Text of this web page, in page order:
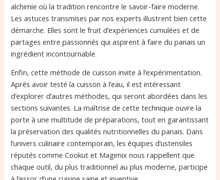
alchimie où la tradition rencontre le savoir-faire moderne.
Les astuces transmises par nos experts illustrent bien cette
démarche. Elles sont le fruit d’expériences cumulées et de
partages entre passionnés qui aspirent à faire du panais un
ingrédient incontournable.
Enfin, cette méthode de cuisson invite à l’expérimentation.
Après avoir testé la cuisson à l’eau, il est intéressant
d’explorer d’autres méthodes, qui seront abordées dans les
sections suivantes. La maîtrise de cette technique ouvre la
porte à une multitude de préparations, tout en garantissant
la préservation des qualités nutritionnelles du panais. Dans
l’univers culinaire contemporain, les équipes d’ustensiles
réputés comme Cookut et Magimix nous rappellent que
chaque outil, du plus traditionnel au plus moderne, participe